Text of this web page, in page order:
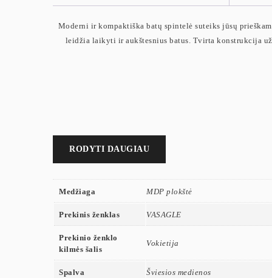
Moderni ir kompaktiška batų spintelė suteiks jūsų
leidžia laikyti ir aukštesnius batus. Tvirta konstrukcija
RODYTI DAUGIAU
Medžiaga MDP plokštė
Prekinis ženklas VASAGLE
Prekinio ženklo
kilmės šalis
Vokietija
Spalva Šviesios medienos